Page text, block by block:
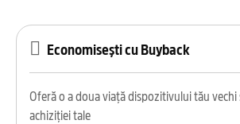
Economisești cu Buyback
Oferă o a doua viață dispozitivului tău
achiziției tale